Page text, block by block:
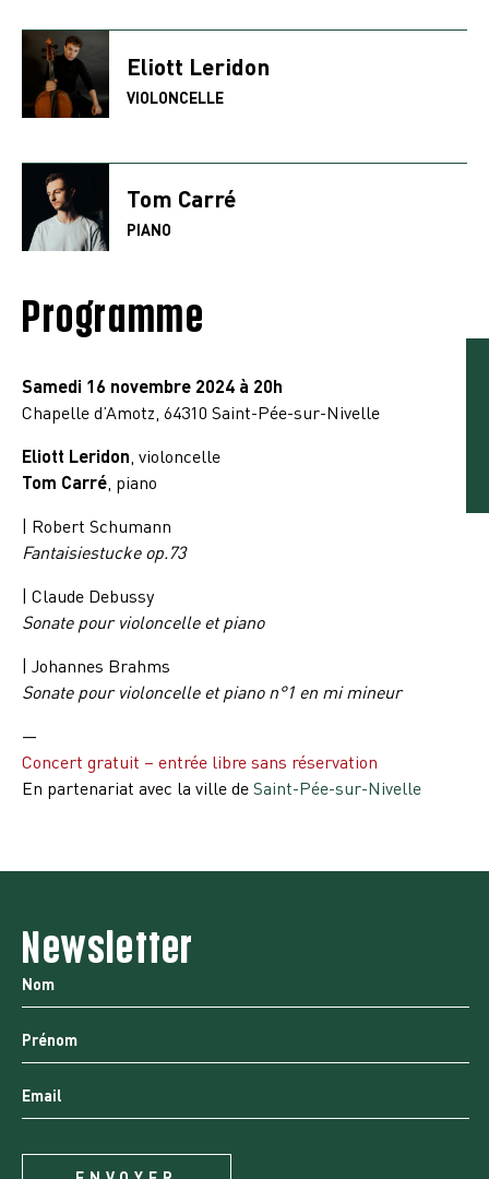
Eliott Leridon
VIOLONCELLE
Tom Carré
PIANO
Programme
Samedi 16 novembre 2024 à 20h
Chapelle d’Amotz, 64310 Saint-Pée-sur-Nivelle
Eliott Leridon , violoncelle
Tom Carré , piano
| Robert Schumann
Fantaisiestucke op.73
| Claude Debussy
Sonate pour violoncelle et piano
| Johannes Brahms
Sonate pour violoncelle et piano n°1 en mi mineur
—
Concert gratuit – entrée libre sans réservation
En partenariat avec la ville deSaint-Pée-sur-Nivelle
Newsletter